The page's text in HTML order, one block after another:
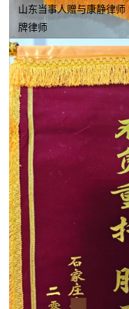
山东当事人赠与康静律
牌律师